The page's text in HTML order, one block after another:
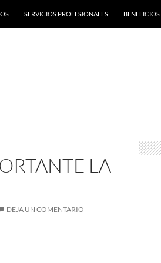
SERVICIOS PROFESIONALES BENEFICIOS
LA
DEJA UN COMENTARIO